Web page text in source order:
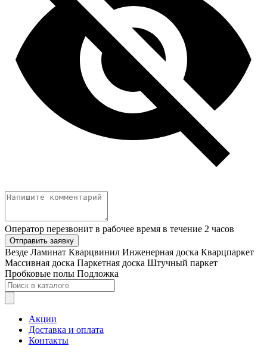
Оператор перезвонит в рабочее время в течение 2 часов
Отправить заявку
Везде Ламинат Кварцвинил Инженерная доска Кварцпаркет
Массивная доска Паркетная доска Штучный паркет
Пробковые полы Подложка
Акции
Доставка и оплата
Контакты